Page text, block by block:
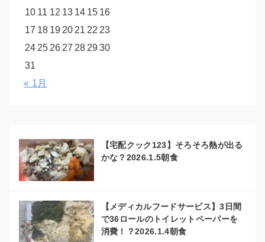
10 11 12 13 14 15 16
17 18 19 20 21 22 23
24 25 26 27 28 2930
31
« 1月
【宅配クック123】そろそろ熱が出る
かな？2026.1.5朝食
【メディカルフードサービス】3日間
で36ロールのトイレットペーパーを
消費！？2026.1.4朝食